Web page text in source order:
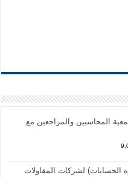
المحاسبين والمراجعين مع
الحسابات) لشركات المقاولات